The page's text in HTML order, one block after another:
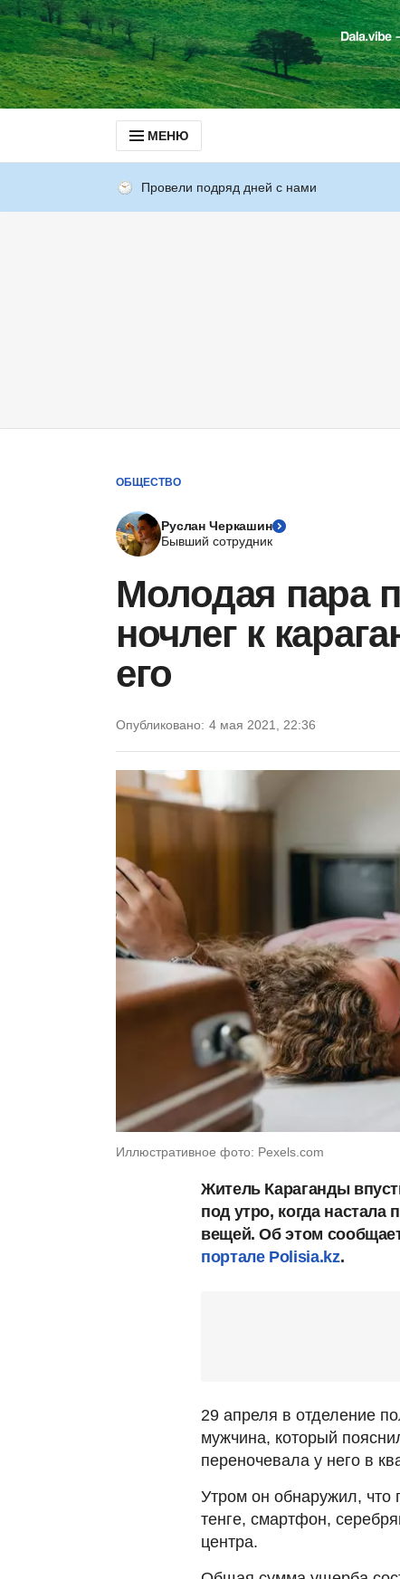
МЕНЮ
Провели подряд дней с нами
ОБЩЕСТВО
Руслан Черкашин
Бывший сотрудник
Молодая пара
ночлег к
его
Опубликовано: 4 мая 2021, 22:36
Иллюстративное фото: Pexels.com
Житель Караганды
под утро, когда
вещей. Об этом
портале Polisia.kz.
29 апреля в отделение
мужчина, который
переночевала у него в
Утром он обнаружил, что
тенге, смартфон,
центра.